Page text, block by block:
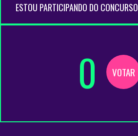
ESTOU PARTICIPANDO DO CONCURSO
0 VOTAR